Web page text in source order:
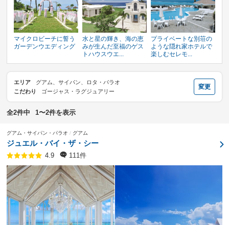
マイクロビーチに誓う
ガーデンウエディング
水と星の輝き、海の恵
みが生んだ至福のゲス
トハウスウエ...
プライベートな別荘の
ような隠れ家ホテルで
楽しむセレモ...
エリア
グアム、サイパン、ロタ・パラオ
こだわり
ゴージャス・ラグジュアリー
変更
全2件中 1〜2件を表示
グアム・サイパン・パラオ グアム
ジュエル・バイ・ザ・シー
4.9 111件